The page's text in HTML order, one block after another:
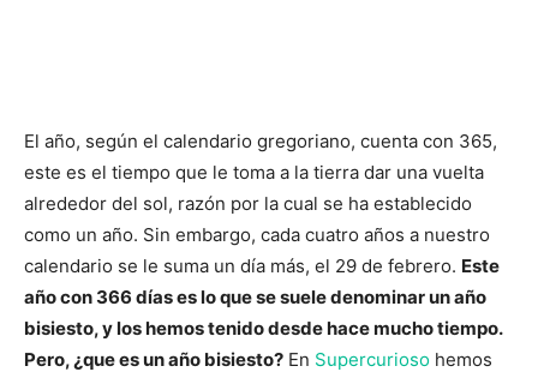
El año, según el calendario gregoriano, cuenta con 365,
este es el tiempo que le toma a la tierra dar una vuelta
alrededor del sol, razón por la cual se ha establecido
como un año. Sin embargo, cada cuatro años a nuestro
calendario se le suma un día más, el 29 de febrero. Este
año con 366 días es lo que se suele denominar un año
bisiesto, y los hemos tenido desde hace mucho tiempo.
Pero, ¿que es un año bisiesto? En Supercurioso hemos